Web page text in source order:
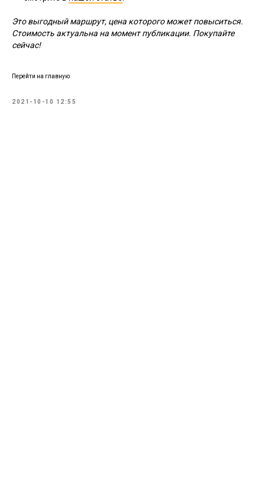
Это выгодный маршрут, цена которого может повыситься.
Стоимость актуальна на момент публикации. Покупайте
сейчас!
Перейти на главную
2021-10-10 12:55